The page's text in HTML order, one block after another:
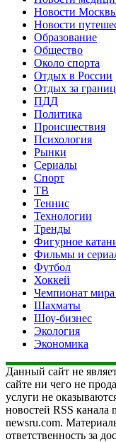
Новости
Новости
Образование
Общество
Около спорта
Отдых в России
Отдых за
ПДД
Политика
Происшествия
Психология
Рынки
Сериалы
Спорт
ТВ
Теннис
Технологии
Тренды
Фигурное
Фильмы и
Футбол
Хоккей
Чемпионат
Шахматы
Шоу-бизнес
Экология
Экономика
Данный сайт не
сайте ни чего не
услуги не
новостей RSS канала
newsru.com.
ответственность за